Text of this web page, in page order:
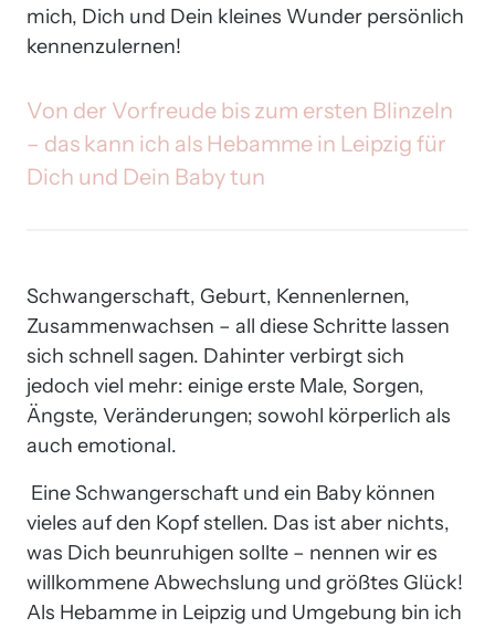
mich, Dich und Dein kleines Wunder persönlich
kennenzulernen!
Von der Vorfreude bis zum ersten
– das kann ich als Hebamme in Leipzig
Dich und Dein Baby tun
Schwangerschaft, Geburt, Kennenlernen,
Zusammenwachsen – all diese Schritte lassen
sich schnell sagen. Dahinter verbirgt sich
jedoch viel mehr: einige erste Male, Sorgen,
Ängste, Veränderungen; sowohl körperlich als
auch emotional.
vieles auf den Kopf stellen. Das ist aber nichts,
was Dich beunruhigen sollte – nennen wir es
willkommene Abwechslung und größtes Glück!
Als Hebamme in Leipzig und Umgebung bin ich